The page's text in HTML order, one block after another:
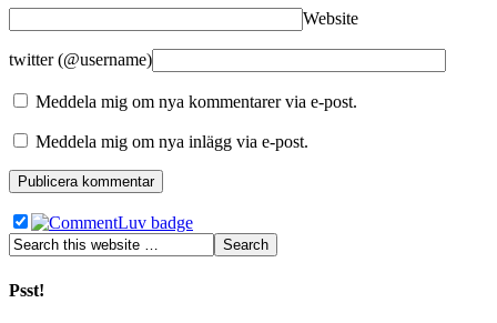
Website
twitter (@username)
Meddela mig om nya kommentarer via e-post.
Meddela mig om nya inlägg via e-post.
Psst!